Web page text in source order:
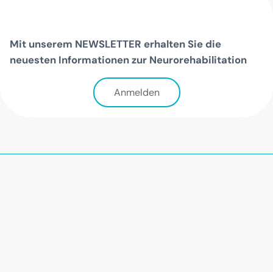
Mit unserem NEWSLETTER erhalten Sie die
neuesten Informationen zur Neurorehabilitation
Anmelden